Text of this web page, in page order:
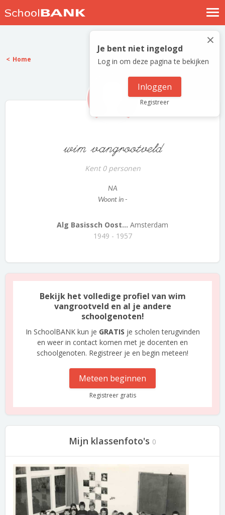
Nostalgische verhalen
Log in
Meld je gratis aan
×
Je bent niet ingelogd
Log in om deze pagina te bekijken
Inloggen
Registreer
Home
wim vangrootveld
Kent 0 personen
NA
Woont in -
Alg Basissch Oost... Amsterdam
1949 - 1957
Bekijk het volledige profiel van wim
vangrootveld en al je andere
schoolgenoten!
In SchoolBANK kun je GRATIS je scholen terugvinden
en weer in contact komen met je docenten en
schoolgenoten. Registreer je en begin meteen!
Meteen beginnen
Registreer gratis
Mijn klassenfoto's 0